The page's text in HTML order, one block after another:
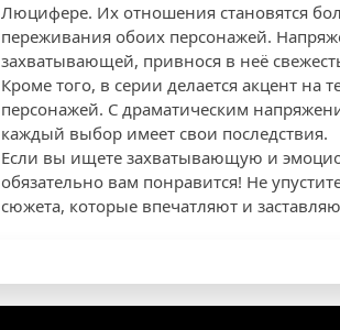
Люцифере. Их отношения становятся
переживания обоих персонажей.
захватывающей, привнося в неё
Кроме того, в серии делается акцент
персонажей. С драматическим
каждый выбор имеет свои последствия.
Если вы ищете захватывающую и
обязательно вам понравится! Не
сюжета, которые впечатляют и